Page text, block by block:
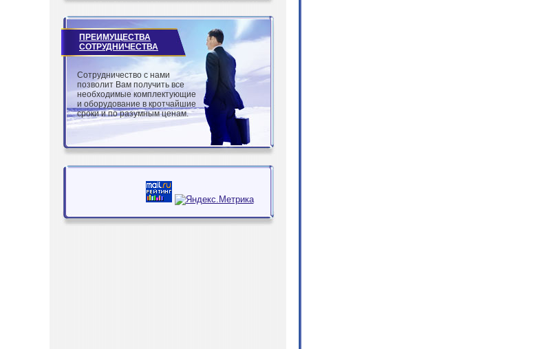
ПРЕИМУЩЕСТВА
СОТРУДНИЧЕСТВА
Сотрудничество с нами
позволит Вам получить все
необходимые комплектующие
и оборудование в кротчайшие
сроки и по разумным ценам.